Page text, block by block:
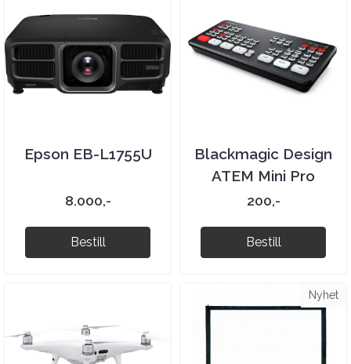
Epson EB-L1755U
8.000,-
Bestill
Blackmagic Design
ATEM Mini Pro
200,-
Bestill
Nyhet